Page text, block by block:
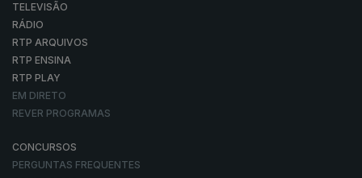
TELEVISÃO
RÁDIO
RTP ARQUIVOS
RTP ENSINA
RTP PLAY
EM DIRETO
REVER PROGRAMAS
CONCURSOS
PERGUNTAS FREQUENTES